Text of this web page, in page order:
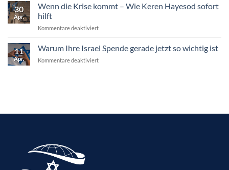
Unterstützung
Israel-
Leben
Echte
Geschichten
aus
30
Apr.
Wenn die Krise kommt – Wie Keren Hayesod sofort
hilft
Kommentare deaktiviertfür
die
Krise
kommt
hilft
11
Apr.
Warum Ihre Israel Spende gerade jetzt so wichtig ist
Kommentare deaktiviertfür